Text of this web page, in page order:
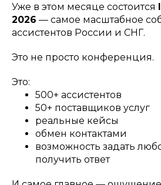
Уже в этом месяце состоится
2026 — самое масштабное
ассистентов России и СНГ.
Это не просто конференция.
Это:
500+ ассистентов
50+ поставщиков услуг
реальные кейсы
обмен контактами
возможность задать
получить ответ